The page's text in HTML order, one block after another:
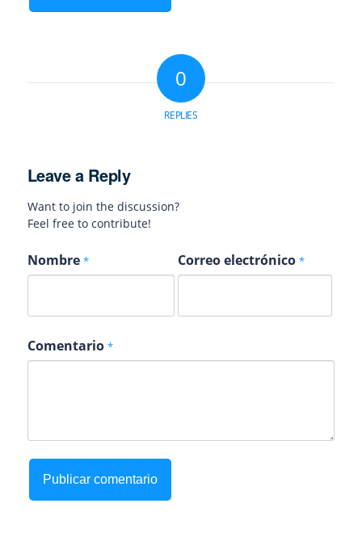
0
REPLIES
Leave a Reply
Want to join the discussion?
Feel free to contribute!
Nombre * Correo electrónico*
Comentario *